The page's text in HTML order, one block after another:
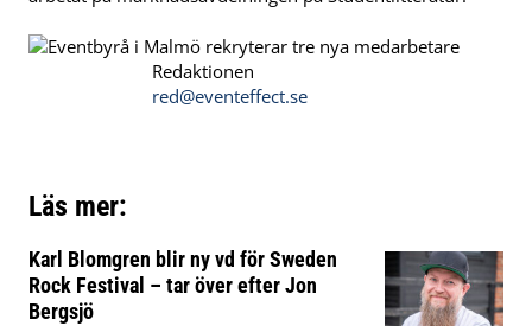
Redaktionen
red@eventeffect.se
Läs mer:
Karl Blomgren blir ny vd för Sweden
Rock Festival – tar över efter Jon
Bergsjö